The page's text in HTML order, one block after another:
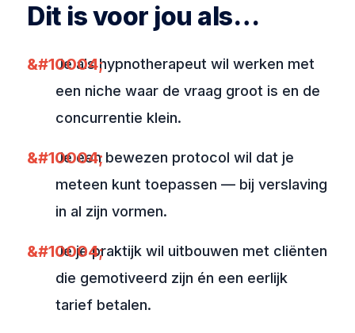
Dit is voor jou als…
Je als hypnotherapeut wil werken met
een niche waar de vraag groot is en de
concurrentie klein.
Je een bewezen protocol wil dat je
meteen kunt toepassen — bij verslaving
in al zijn vormen.
Je je praktijk wil uitbouwen met cliënten
die gemotiveerd zijn én een eerlijk
tarief betalen.